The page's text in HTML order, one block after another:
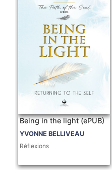
Being in the light (ePUB)
YVONNE BELLIVEAU
Réflexions